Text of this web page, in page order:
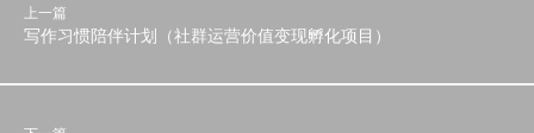
上一篇
写作习惯陪伴计划（社群运营价值变现孵化项目）